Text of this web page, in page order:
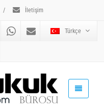
/ İletişim
Türkçe